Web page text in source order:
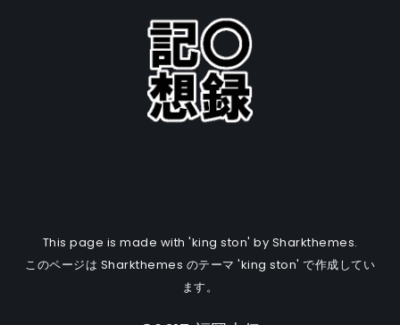
This page is made with 'king ston' by Sharkthemes.
このページは Sharkthemes のテーマ 'king ston' で作成してい
ます。